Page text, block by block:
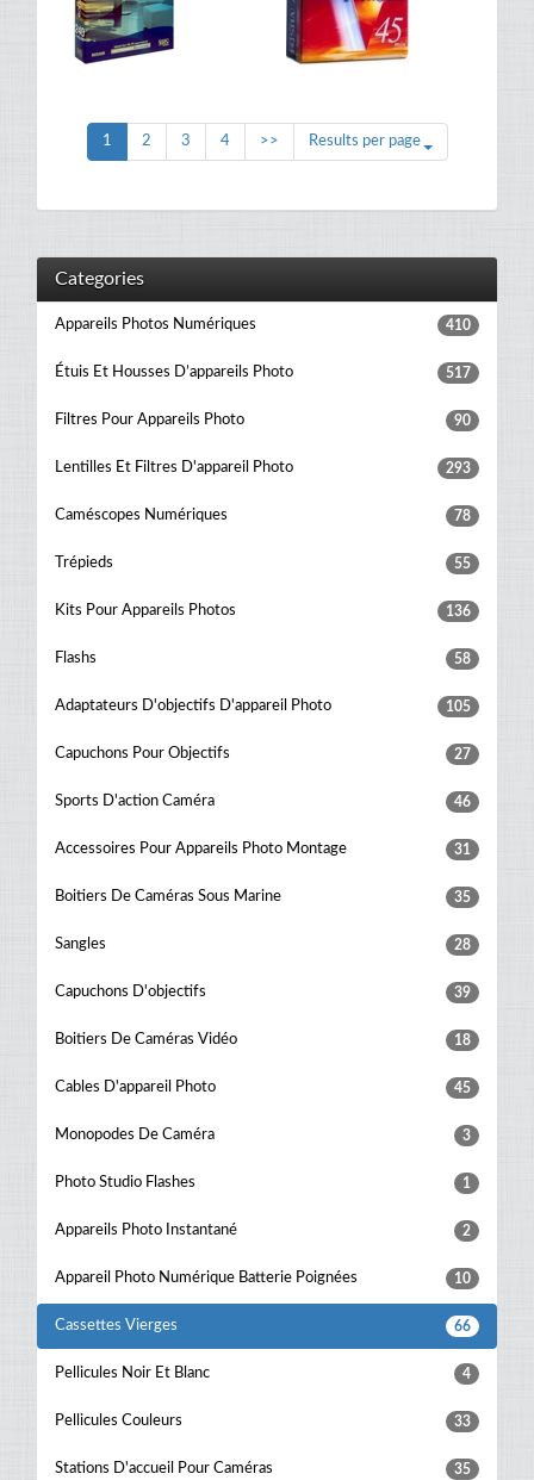
1 2 3 4 >> Results per page
Categories
Appareils Photos Numériques 410
Étuis Et Housses D’appareils Photo 517
Filtres Pour Appareils Photo 90
Lentilles Et Filtres D'appareil Photo 293
Caméscopes Numériques 78
Trépieds 55
Kits Pour Appareils Photos 136
Flashs 58
Adaptateurs D'objectifs D'appareil Photo 105
Capuchons Pour Objectifs 27
Sports D'action Caméra 46
Accessoires Pour Appareils Photo Montage 31
Boitiers De Caméras Sous Marine 35
Sangles 28
Capuchons D'objectifs 39
Boitiers De Caméras Vidéo 18
Cables D'appareil Photo 45
Monopodes De Caméra 3
Photo Studio Flashes 1
Appareils Photo Instantané 2
Appareil Photo Numérique Batterie Poignées 10
Cassettes Vierges 66
Pellicules Noir Et Blanc 4
Pellicules Couleurs 33
Stations D'accueil Pour Caméras 35